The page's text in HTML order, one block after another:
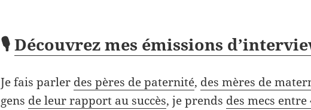
🎙️Découvrez mes émissions
Je fais parler des pères de paternité, des mères de
gens de leur rapport au succès, je prends des mecs